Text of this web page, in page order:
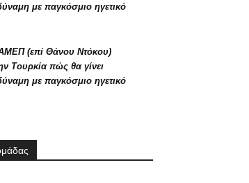
με παγκόσμιο ηγετικό
(επί Θάνου Ντόκου)
Τουρκία πώς θα γίνει
με παγκόσμιο ηγετικό